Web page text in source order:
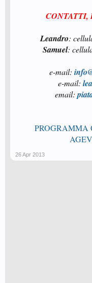
CONTATTI,
Leandro:
Samuel:
e-mail:
e-mail:
email:
PROGRAMMA
26 Apr 2013